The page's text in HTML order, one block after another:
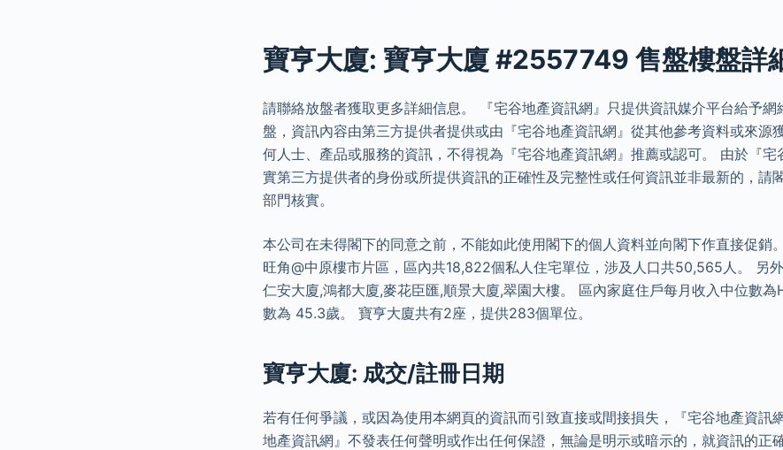
寶亨大廈: 寶亨大廈 #2557749 售盤樓盤詳
請聯絡放盤者獲取更多詳細信息。 『宅谷地產資訊網』只提供資訊媒介平台給予網
盤，資訊內容由第三方提供者提供或由『宅谷地產資訊網』從其他參考資料或來源
何人士、產品或服務的資訊，不得視為『宅谷地產資訊網』推薦或認可。 由於『宅
實第三方提供者的身份或所提供資訊的正確性及完整性或任何資訊並非最新的，請
部門核實。
本公司在未得閣下的同意之前，不能如此使用閣下的個人資料並向閣下作直接促銷
旺角@中原樓市片區，區內共18,822個私人住宅單位，涉及人口共50,565人。 另
仁安大廈,鴻都大廈,麥花臣匯,順景大廈,翠園大樓。 區內家庭住戶每月收入中位數為
數為 45.3歲。 寶亨大廈共有2座，提供283個單位。
寶亨大廈: 成交/註冊日期
若有任何爭議，或因為使用本網頁的資訊而引致直接或間接損失，『宅谷地產資訊
地產資訊網』不發表任何聲明或作出任何保證，無論是明示或暗示的，就資訊的正